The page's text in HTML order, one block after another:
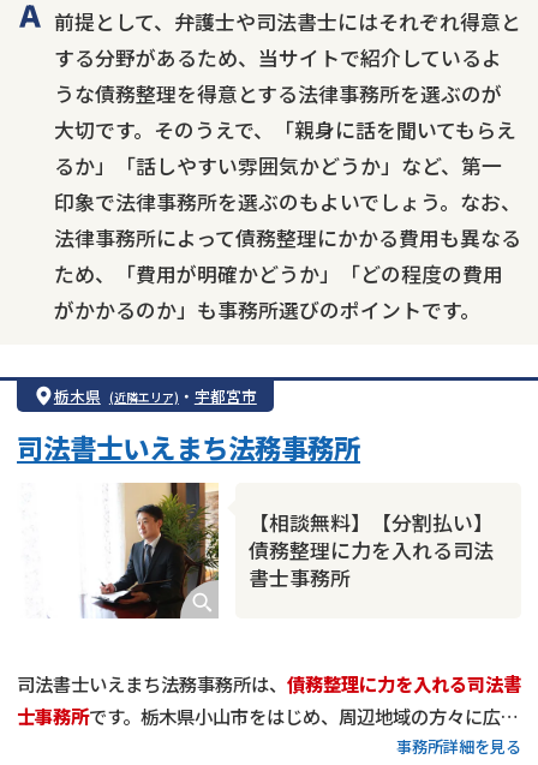
前提として、弁護士や司法書士にはそれぞれ得意と
する分野があるため、当サイトで紹介しているよ
うな債務整理を得意とする法律事務所を選ぶのが
大切です。そのうえで、「親身に話を聞いてもらえ
るか」「話しやすい雰囲気かどうか」など、第一
印象で法律事務所を選ぶのもよいでしょう。なお、
法律事務所によって債務整理にかかる費用も異なる
ため、「費用が明確かどうか」「どの程度の費用
がかかるのか」も事務所選びのポイントです。
栃木県 (近隣エリア) ・ 宇都宮市
【相談無料】【分割払い】
債務整理に力を入れる司法
書士事務所
司法書士いえまち法務事務所
司法書士いえまち法務事務所は、 債務整理に力を入れる司法書
士事務所です。栃木県小山市をはじめ、周辺地域の方々に広く
を超えました。
事務所詳細を見る